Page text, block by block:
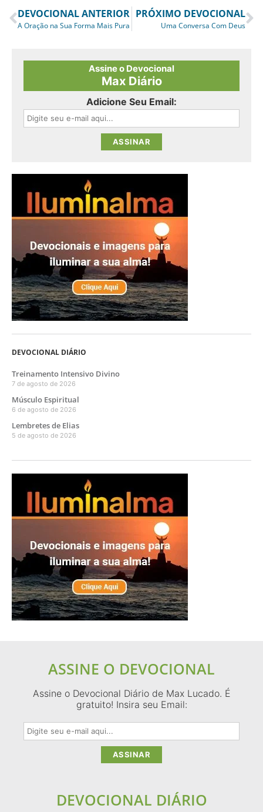
DEVOCIONAL ANTERIOR
A Oração na Sua Forma Mais Pura
PRÓXIMO DEVOCIONAL
Uma Conversa Com Deus
Assine o Devocional
Max Diário
Adicione Seu Email:
DEVOCIONAL DIÁRIO
Treinamento Intensivo Divino
7 de agosto de 2026
Músculo Espiritual
6 de agosto de 2026
Lembretes de Elias
5 de agosto de 2026
ASSINE O DEVOCIONAL
Assine o Devocional Diário de Max Lucado. É
gratuito! Insira seu Email:
DEVOCIONAL DIÁRIO